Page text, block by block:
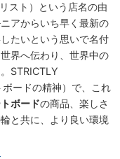
スト）という店名の由
アからいち早く最新の
たいという思いで名付
界へ伝わり、世界中の
STRICTLY
ードの精神）で、これ
ボードの商品、楽しさ
と共に、より良い環境